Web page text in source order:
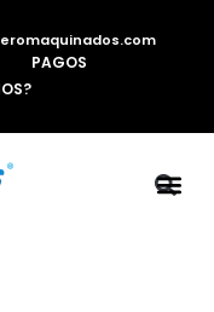
PAGOS